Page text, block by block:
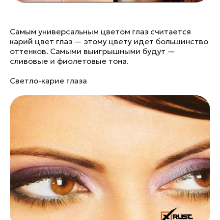
Самым универсальным цветом глаз считается
карий цвет глаз — этому цвету идет большинство
оттенков. Самыми выигрышными будут —
сливовые и фиолетовые тона.
Светло-карие глаза